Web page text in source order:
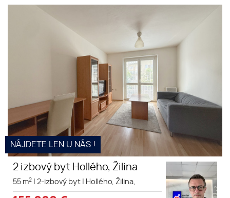
NÁJDETE LEN U NÁS !
2 izbový byt Hollého, Žilina
55 m2 2-izbový byt Hollého, Žilina,